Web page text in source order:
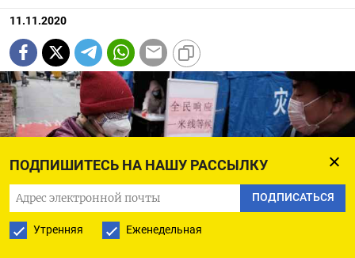
ПОДПИШИТЕСЬ НА НАШУ РАССЫЛКУ
ПОДПИСАТЬСЯ
Утренняя Еженедельная
11.11.2020